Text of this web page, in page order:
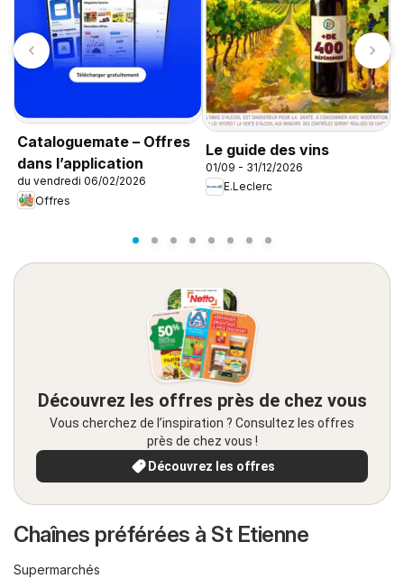
Cataloguemate – Offres
dans l’application
du vendredi 06/02/2026
Offres
Le guide des vins
01/09 - 31/12/2026
E.Leclerc
Découvrez les offres près de chez vous
Vous cherchez de l’inspiration ? Consultez les offres
près de chez vous !
Découvrez les offres
Chaînes préférées à St Etienne
Supermarchés